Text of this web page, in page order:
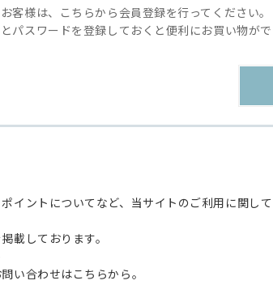
客様は、こちらから会員登録を行ってください。
パスワードを登録しておくと便利にお買い物がで
イントについてなど、当サイトのご利用に関し
載しております。
い合わせはこちらから。